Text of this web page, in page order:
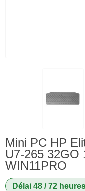
Mini PC HP
U7-265 32GO
WIN11PRO
Délai 48 / 72